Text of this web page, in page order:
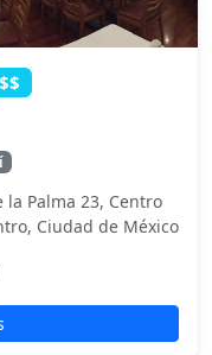
$$
la Palma 23, Centro
Ciudad de México